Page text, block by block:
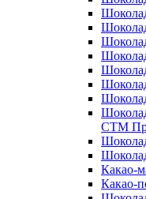
СТМ
Какао-
Какао-